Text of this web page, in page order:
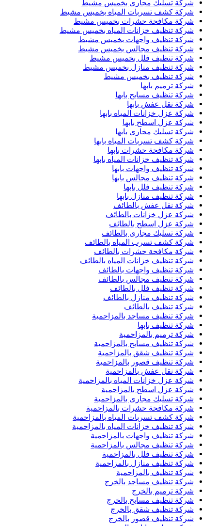
شركة تسليك مجارى بخميس مشيط
شركة كشف تسربات المياه بخميس مشيط
شركة مكافحة حشرات بخميس مشيط
شركة تنظيف خزانات المياه بخميس مشيط
شركة تنظيف واجهات بخميس مشيط
شركة تنظيف مجالس بخميس مشيط
شركة تنظيف فلل بخميس مشيط
شركة تنظيف منازل بخميس مشيط
شركة تنظيف بخميس مشيط
شركة ترميم بابها
شركة تنظيف مسابح بابها
شركة نقل عفش بابها
شركة عزل خزانات المياه بابها
شركة عزل اسطح بابها
شركة تسليك مجارى بابها
شركة كشف تسربات المياه بابها
شركة مكافحة حشرات بابها
شركة تنظيف خزانات المياه بابها
شركة تنظيف واجهات بابها
شركة تنظيف مجالس بابها
شركة تنظيف فلل بابها
شركة تنظيف منازل بابها
شركة نقل عفش بالطائف
شركة عزل خزانات بالطائف
شركة عزل اسطح بالطائف
شركة تسليك مجارى بالطائف
شركة كشف تسرب المياه بالطائف
شركة مكافحة حشرات بالطائف
شركة تنظيف خزانات المياه بالطائف
شركة تنظيف واجهات بالطائف
شركة تنظيف مجالس بالطائف
شركة تنظيف فلل بالطائف
شركة تنظيف منازل بالطائف
شركة تنظيف بالطائف
شركة تنظيف مساجد بالمزاحمية
شركة تنظيف بابها
شركة ترميم بالمزاحمية
شركة تنظيف مسابح بالمزاحمية
شركة تنظيف شقق بالمزاحمية
شركة تنظيف قصور بالمزاحمية
شركة نقل عفش بالمزاحمية
شركة عزل خزانات المياه بالمزاحمية
شركة عزل اسطح بالمزاحمية
شركة تسليك مجارى بالمزاحمية
شركة مكافحة حشرات بالمزاحمية
شركة كشف تسربات المياه بالمزاحمية
شركة تنظيف خزانات المياه بالمزاحمية
شركة تنظيف واجهات بالمزاحمية
شركة تنظيف مجالس بالمزاحمية
شركة تنظيف فلل بالمزاحمية
شركة تنظيف منازل بالمزاحمية
شركة تنظيف بالمزاحمية
شركة تنظيف مساجد بالخرج
شركة ترميم بالخرج
شركة تنظيف مسابح بالخرج
شركة تنظيف شقق بالخرج
شركة تنظيف قصور بالخرج